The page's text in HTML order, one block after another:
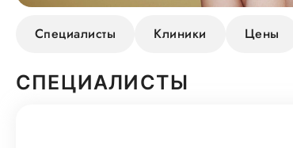
Специалисты Клиники Цены
СПЕЦИАЛИСТЫ